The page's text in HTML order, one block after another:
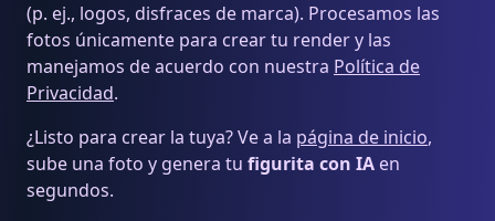
(p. ej., logos, disfraces de marca). Procesamos las
fotos únicamente para crear tu render y las
manejamos de acuerdo con nuestra Política de
Privacidad.
¿Listo para crear la tuya? Ve a la página de inicio,
sube una foto y genera tu figurita con IA en
segundos.